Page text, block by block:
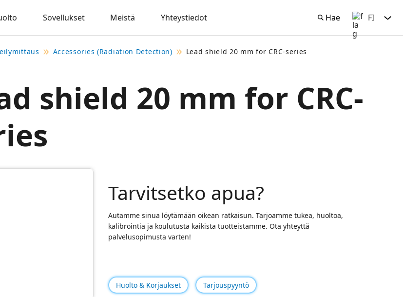
Sovellukset Meistä Yhteystiedot Hae
Hae Suomi
FI
Accessories (Radiation Detection) Lead shield 20 mm for CRC-series
shield 20 mm for CRC-
Tarvitsetko apua?
Autamme sinua löytämään oikean ratkaisun. Tarjoamme tukea, huoltoa,
kalibrointia ja koulutusta kaikista tuotteistamme. Ota yhteyttä
palvelusopimusta varten!
Huolto & Korjaukset Tarjouspyyntö